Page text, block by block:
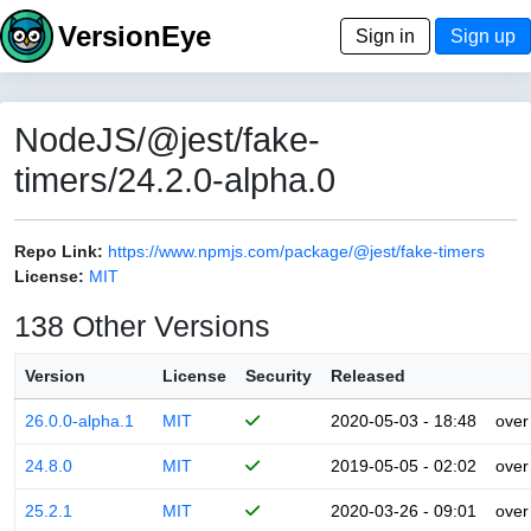
VersionEye Sign in Sign up
NodeJS/@jest/fake-
timers/24.2.0-alpha.0
Repo Link: https://www.npmjs.com/package/@jest/fake-timers
License: MIT
138 Other Versions
Version License Security Released
26.0.0-alpha.1 MIT 2020-05-03 - 18:48
24.8.0 MIT 2019-05-05 - 02:02
25.2.1 MIT 2020-03-26 - 09:01